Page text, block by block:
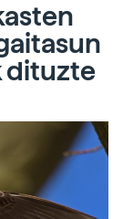
dituzte